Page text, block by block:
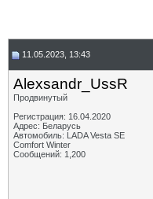
11.05.2023, 13:43
Alexsandr_UssR
Продвинутый
Регистрация: 16.04.2020
Адрес: Беларусь
Автомобиль: LADA Vesta SE
Comfort Winter
Сообщений: 1,200